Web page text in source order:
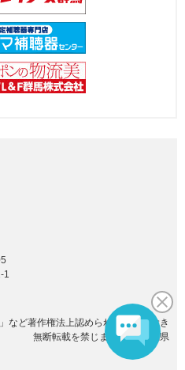
1
など著作権法上認められた場合を除き
無断転載を禁じます。(C)群馬県